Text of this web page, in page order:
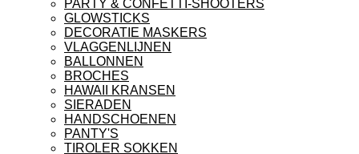
PARTY & CONFETTI-SHOOTERS
GLOWSTICKS
DECORATIE MASKERS
VLAGGENLIJNEN
BALLONNEN
BROCHES
HAWAII KRANSEN
SIERADEN
HANDSCHOENEN
PANTY'S
TIROLER SOKKEN